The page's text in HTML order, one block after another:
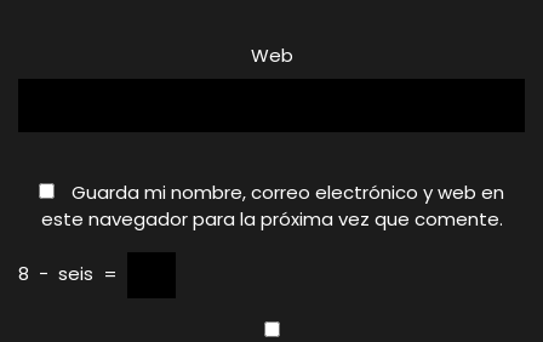
Web
Guarda mi nombre, correo electrónico y web en
este navegador para la próxima vez que comente.
8 − seis =